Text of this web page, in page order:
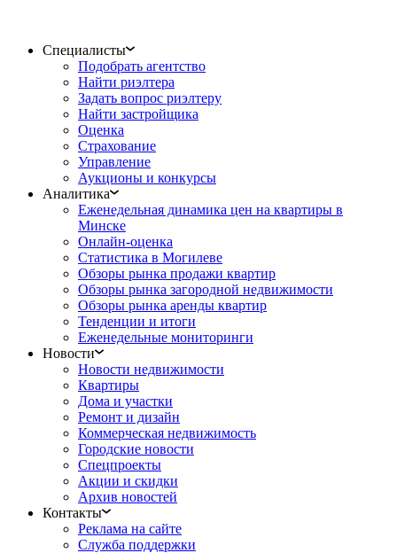
Специалисты
Подобрать агентство
Найти риэлтера
Задать вопрос риэлтеру
Найти застройщика
Оценка
Страхование
Управление
Аукционы и конкурсы
Аналитика
Еженедельная динамика цен на квартиры в
Минске
Онлайн-оценка
Статистика в Могилеве
Обзоры рынка продажи квартир
Обзоры рынка загородной недвижимости
Обзоры рынка аренды квартир
Тенденции и итоги
Еженедельные мониторинги
Новости
Новости недвижимости
Квартиры
Дома и участки
Ремонт и дизайн
Коммерческая недвижимость
Городские новости
Спецпроекты
Акции и скидки
Архив новостей
Контакты
Реклама на сайте
Служба поддержки